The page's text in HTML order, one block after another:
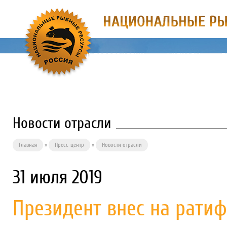
О ПРЕДПРИЯТИИ ФИЛИАЛЫ
Новости отрасли
Главная » Пресс-центр » Новости отрасли
31 июля 2019
Президент внес на